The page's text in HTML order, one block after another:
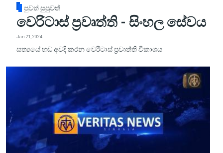
පුවත් සුපුවත්
වෙරිටාස් ප්‍රවෘත්ති - සිංහල සේවය
Jan 21, 2024
සත්‍යයේ හඬ අවදි කරන වෙරිටාස් ප්‍රවෘත්ති විකාශය